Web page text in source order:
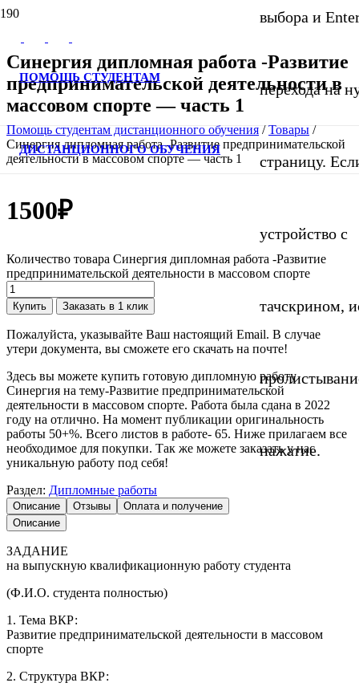
ПОМОЩЬ СТУДЕНТАМ
ДИСТАНЦИОННОГО ОБУЧЕНИЯ
выбора и
перехода на
страницу.
устройство с
тачскрином,
нажатие.
Синергия дипломная работа -Развитие
предпринимательской деятельности в
массовом спорте — часть 1
Помощь студентам дистанционного обучения /Товары /
Синергия дипломная работа -Развитие предпринимательской
деятельности в массовом спорте — часть 1
1500₽
Количество товара Синергия дипломная работа -Развитие
предпринимательской деятельности в массовом спорте
Купить Заказать в 1 клик
Пожалуйста, указывайте Ваш настоящий Email. В случае
утери документа, вы сможете его скачать на почте!
Здесь вы можете купить готовую дипломную работу
Синергия на тему-Развитие предпринимательской
деятельности в массовом спорте. Работа была сдана в 2022
году на отлично. На момент публикации оригинальность
работы 50+%. Всего листов в работе- 65. Ниже прилагаем все
необходимое для покупки. Так же можете заказать у нас
уникальную работу под себя!
Раздел: Дипломные работы
Описание Отзывы
Оплата и получение
Описание
ЗАДАНИЕ
на выпускную квалификационную работу студента
(Ф.И.О. студента полностью)
1. Тема ВКР:
Развитие предпринимательской деятельности в массовом
спорте
2. Структура ВКР: